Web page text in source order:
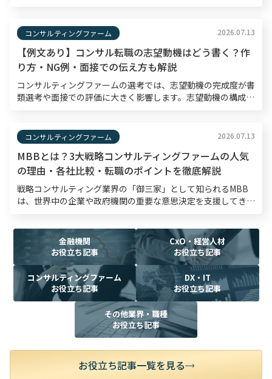
コンサルティングファーム 2026.07.13
【例文あり】コンサル転職の志望動機はどう書く？作
り方・NG例・面接での伝え方も解説
コンサルティングファームの選考では、志望動機の完成度が書
類選考や面接での評価に大きく影響します。志望動機の構成・
コンサルティングファーム 2026.07.13
MBBとは？3大戦略コンサルティングファームの人気
の理由・各社比較・転職のポイントを徹底解説
戦略コンサルティング業界の「御三家」として知られるMBB
は、世界中の企業や政府機関の重要な意思決定を支援してき
[…]
金融機関
お役立ち記事
CxO・経営人材
お役立ち記事
コンサルティングファーム
お役立ち記事
DX・IT
お役立ち記事
その他業界・職種
お役立ち記事
お役立ち記事一覧を見る